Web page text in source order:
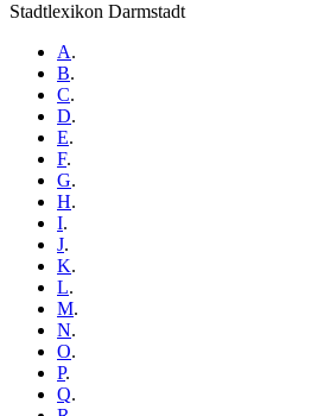
Stadtlexikon Darmstadt
A.
B.
C.
D.
E.
F.
G.
H.
I.
J.
K.
L.
M.
N.
O.
P.
Q.